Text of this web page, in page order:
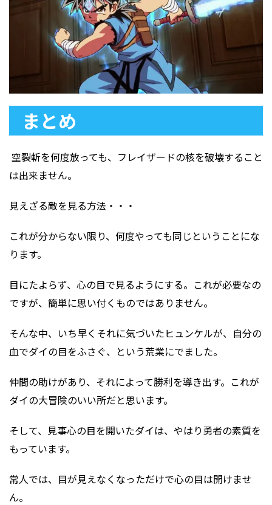
まとめ
空裂斬を何度放っても、フレイザードの核を破壊すること
は出来ません。
見えざる敵を見る方法・・・
これが分からない限り、何度やっても同じということにな
ります。
目にたよらず、心の目で見るようにする。これが必要なの
ですが、簡単に思い付くものではありません。
そんな中、いち早くそれに気づいたヒュンケルが、自分の
血でダイの目をふさぐ、という荒業にでました。
仲間の助けがあり、それによって勝利を導き出す。これが
ダイの大冒険のいい所だと思います。
そして、見事心の目を開いたダイは、やはり勇者の素質を
もっています。
常人では、目が見えなくなっただけで心の目は開けませ
ん。